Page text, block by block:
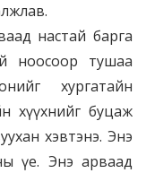
настай барга
ноосоор тушаа
хургатайн
хүүхнийг буцаж
хэвтэнэ. Энэ
үе. Энэ арваад